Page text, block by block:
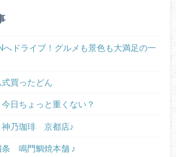
へドライブ！グルメも景色も大満足の一
式買ったどん
日ちょっと重くない？
乃珈琲 京都店♪
条 鳴門鯛焼本舗 ♪